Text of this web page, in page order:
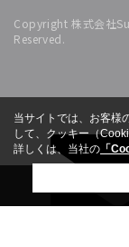
Copyright 株式会社
Reserved.
当サイトでは、お客様
して、クッキー（
詳しくは、当社の 「